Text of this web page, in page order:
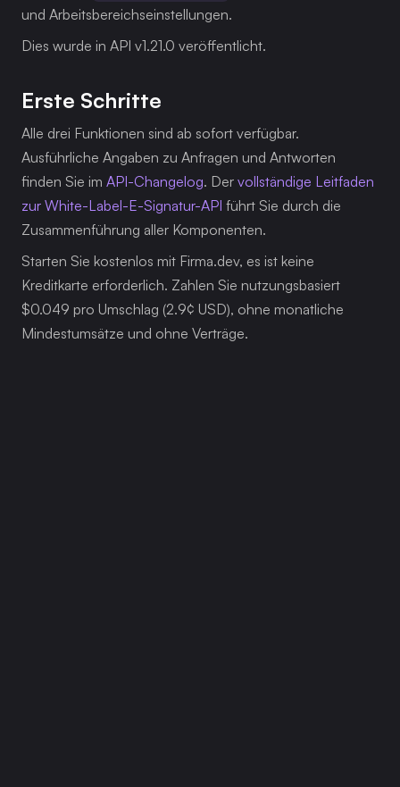
und Arbeitsbereichseinstellungen.
Dies wurde in API v1.21.0 veröffentlicht.
Erste Schritte
Alle drei Funktionen sind ab sofort verfügbar.
Ausführliche Angaben zu Anfragen und Antworten
finden Sie im API-Changelog. Der vollständige Leitfaden
zur White-Label-E-Signatur-API führt Sie durch die
Zusammenführung aller Komponenten.
Starten Sie kostenlos mit Firma.dev, es ist keine
Kreditkarte erforderlich. Zahlen Sie nutzungsbasiert
$0.049 pro Umschlag (2.9¢ USD), ohne monatliche
Mindestumsätze und ohne Verträge.